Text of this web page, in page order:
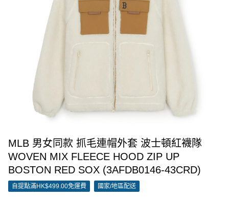
MLB 男女同款 抓毛連帽外套 波士頓紅襪隊
WOVEN MIX FLEECE HOOD ZIP UP
BOSTON RED SOX (3AFDB0146-43CRD)
自提點滿HK$499.00免運費 國家/地區配送